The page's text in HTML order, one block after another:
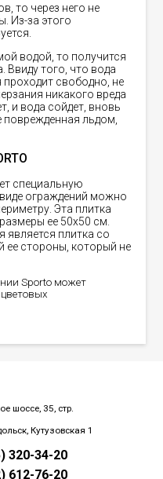
то через него не
Из-за этого
водой, то получится
Ввиду того, что вода
свободно, не
никакого вреда
и вода сойдет, вновь
поврежденная льдом,
специальную
ограждений можно
Эта плитка
ее 50х50 см.
является плитка со
стороны, который не
Sporto может
шоссе, 35, стр.
Кутузовская 1
320-34-20
612-76-20